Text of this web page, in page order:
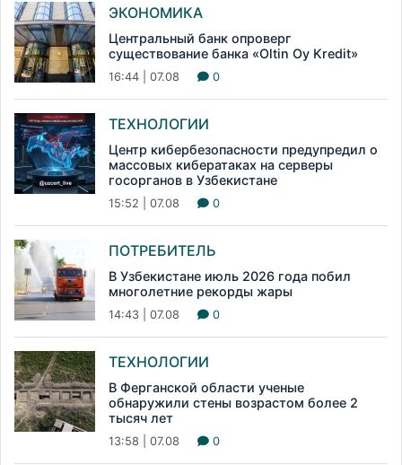
ЭКОНОМИКА
Центральный банк опроверг
существование банка «Oltin Oy Kredit»
16:44 | 07.08 0
ТЕХНОЛОГИИ
Центр кибербезопасности предупредил о
массовых кибератаках на серверы
госорганов в Узбекистане
15:52 | 07.08 0
ПОТРЕБИТЕЛЬ
В Узбекистане июль 2026 года побил
многолетние рекорды жары
14:43 | 07.08 0
ТЕХНОЛОГИИ
В Ферганской области ученые
обнаружили стены возрастом более 2
тысяч лет
13:58 | 07.08 0